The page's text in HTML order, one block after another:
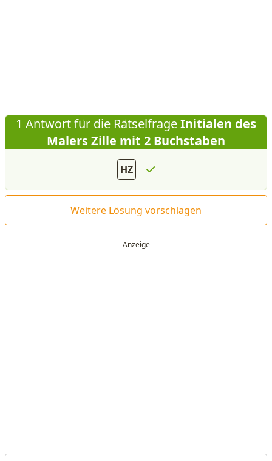
1 Antwort für die RätselfrageInitialen des
Malers Zille mit 2 Buchstaben
HZ
Weitere Lösung vorschlagen